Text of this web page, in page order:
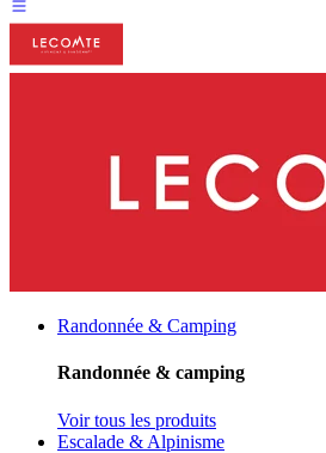
Randonnée & Camping
Randonnée & camping
Voir tous les produits
Escalade & Alpinisme